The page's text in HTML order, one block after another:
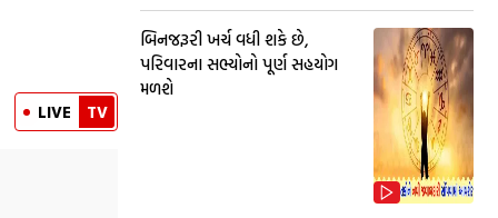
LIVE TV
બિનજરૂરી ખર્ચ વધી શકે છે,
પરિવારના સભ્યોનો પૂર્ણ સહયોગ
મળશે